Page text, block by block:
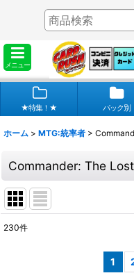
メニュー
★特集！★ パック別
ホーム > MTG:統率者 >
Commander: The
230件
1